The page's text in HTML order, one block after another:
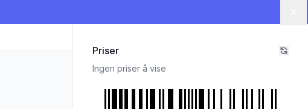
Priser
Ingen priser å vise